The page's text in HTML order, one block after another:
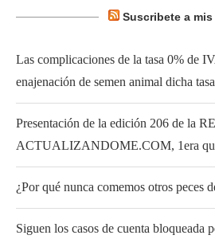
Suscribete a mis
Las complicaciones de la tasa 0% de
enajenación de semen animal dicha
Presentación de la edición 206 de la
ACTUALIZANDOME.COM, 1era
¿Por qué nunca comemos otros peces
Siguen los casos de cuenta bloqueada